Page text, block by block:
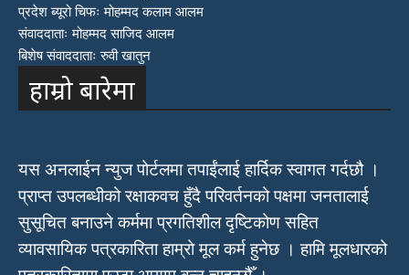
प्रदेश ब्यूरो चिफः मोहम्मद कलाम आलम
संवाददाताः मोहम्मद साजिद आलम
बिशेष संवाददाताः रुवी खातुन
हाम्रो बारेमा
यस अनलाईन न्युज पोर्टलमा तपाईंलाई हार्दिक स्वागत गर्दछौ ।
प्राप्त उपलब्धीको रक्षाकवच हुँदै परिवर्तनको पक्षमा जनतालाई
सुसूचित बनाउने कर्ममा प्रगतिशील दृष्टिकोण सहित
व्यावसायिक पत्रकारिता हाम्रो मूल कर्म हुनेछ । हामि मूलधारको